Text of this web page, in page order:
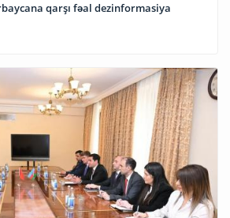
qarşı fəal dezinformasiya